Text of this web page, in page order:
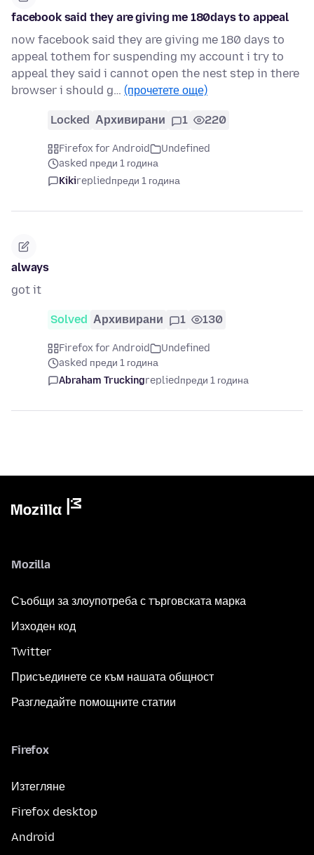
facebook said they are giving me 180days to appeal
now facebook said they are giving me 180 days to
appeal tothem for suspending my account i try to
appeal they said i cannot open the nest step in there
browser i should g… (прочетете още)
Locked Архивирани 1 220
Firefox for Android
Undefined
asked преди 1 година
Kikirepliedпреди 1 година
always
got it
Solved Архивирани 1 130
Firefox for Android
Undefined
asked преди 1 година
Abraham Truckingrepliedпреди 1 година
Mozilla
Съобщи за злоупотреба с търговската марка
Изходен код
Twitter
Присъединете се към нашата общност
Разгледайте помощните статии
Firefox
Изтегляне
Firefox desktop
Android